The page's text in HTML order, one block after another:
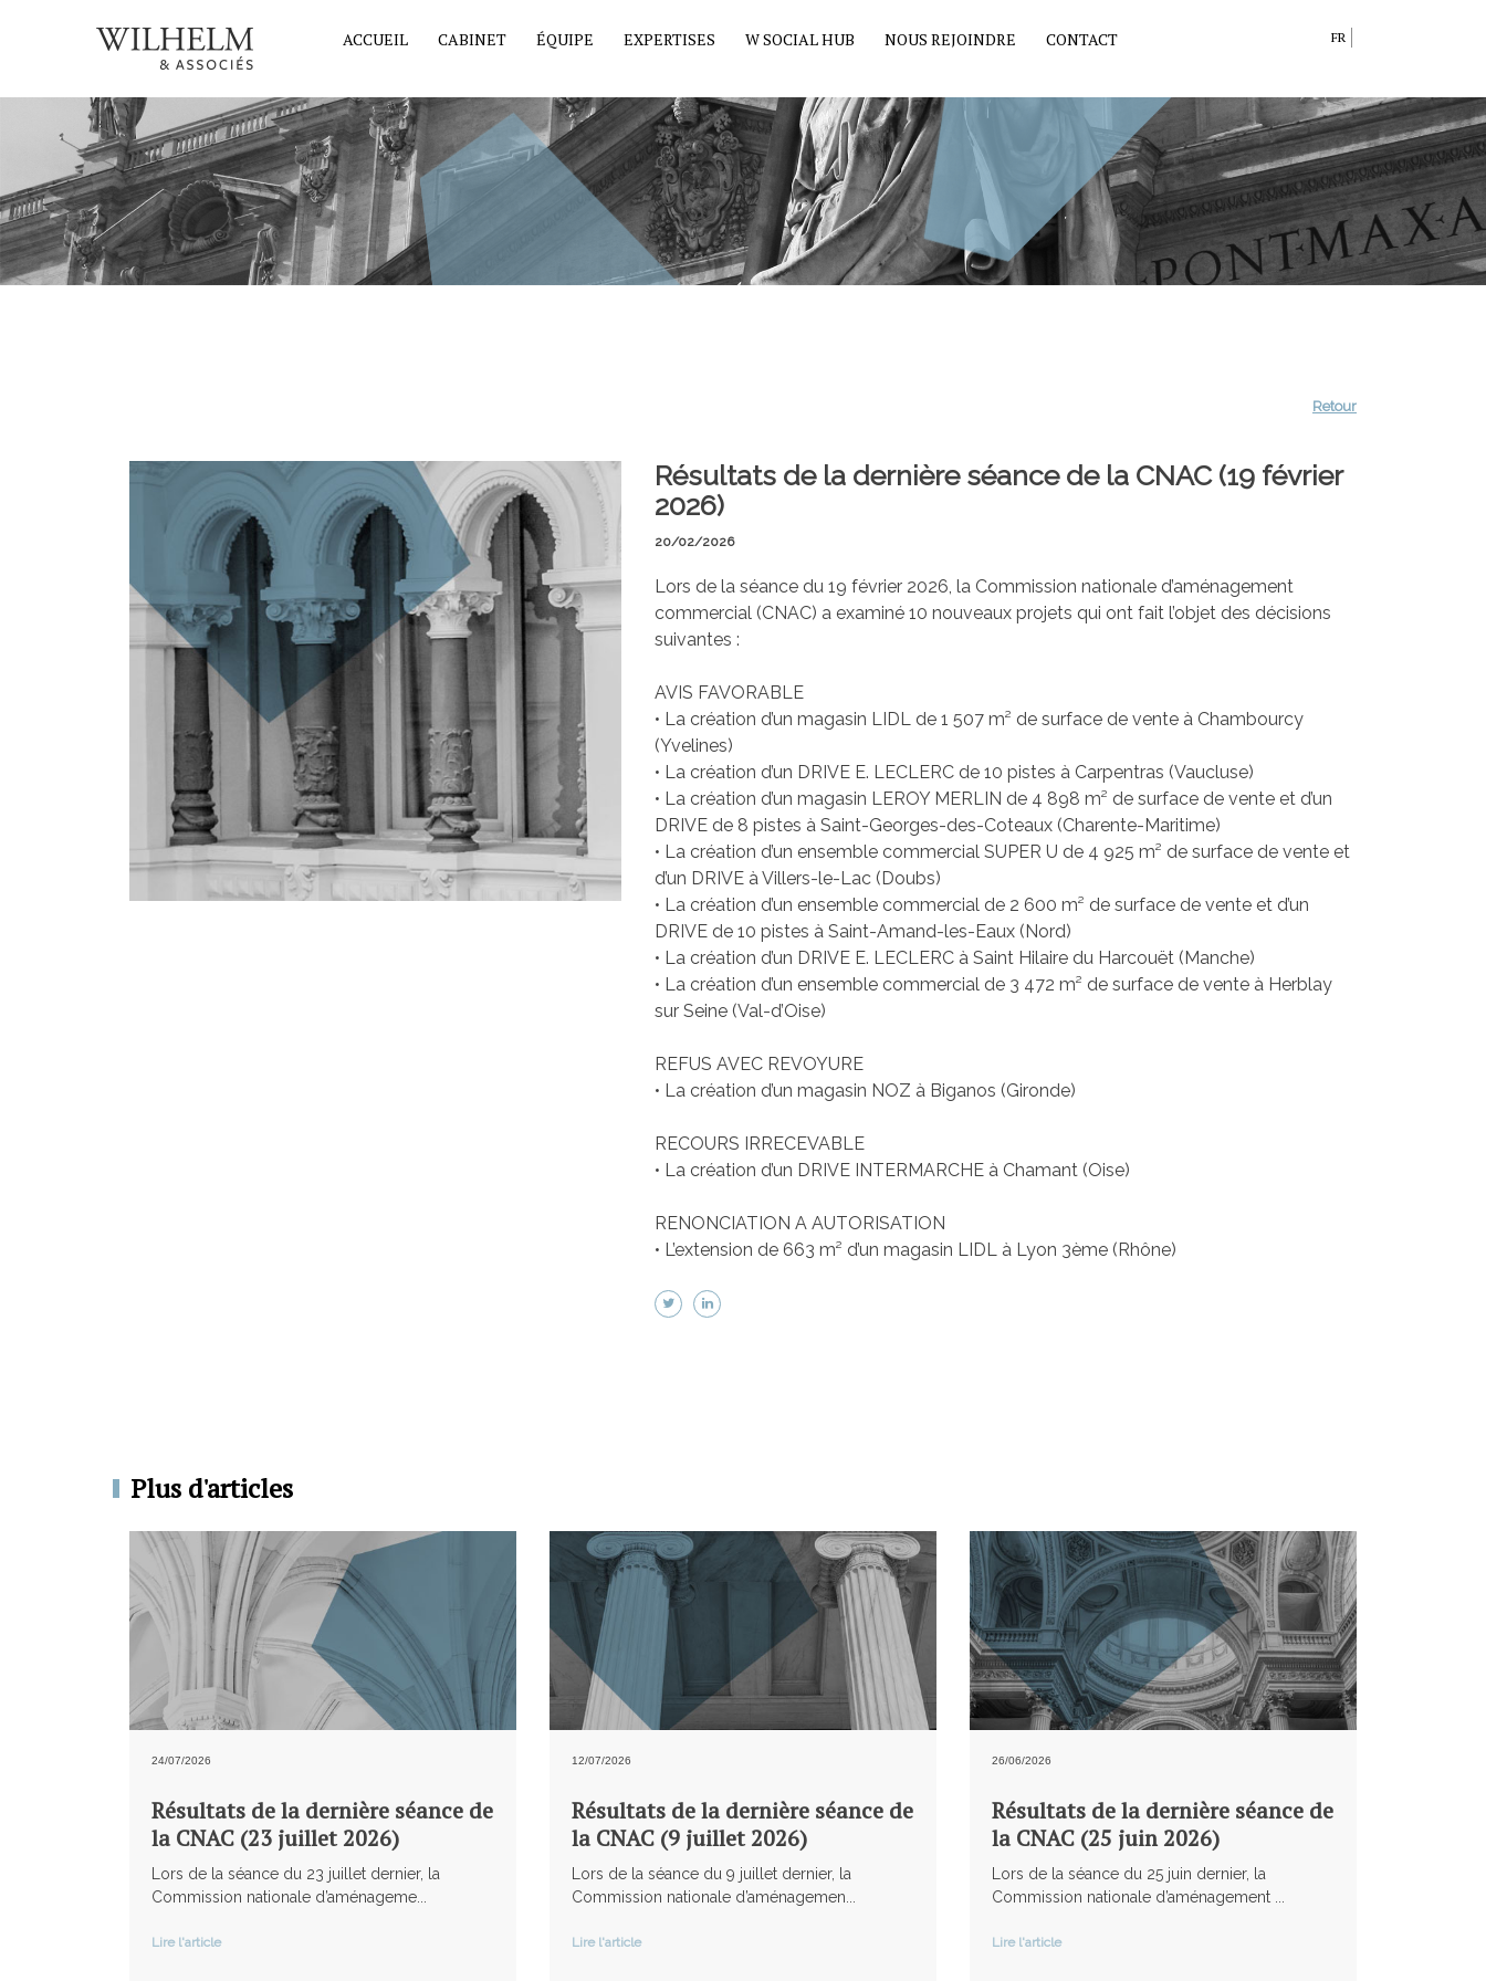
ACCUEIL CABINET ÉQUIPE EXPERTISES W SOCIAL HUB NOUS REJOINDRE CONTACT FR
Retour
Résultats de la dernière séance de la CNAC (19 février
2026)
20/02/2026
Lors de la séance du 19 février 2026, la Commission nationale d’aménagement
commercial (CNAC) a examiné 10 nouveaux projets qui ont fait l’objet des décisions
suivantes :
AVIS FAVORABLE
• La création d’un magasin LIDL de 1 507 m² de surface de vente à Chambourcy
(Yvelines)
• La création d’un DRIVE E. LECLERC de 10 pistes à Carpentras (Vaucluse)
• La création d’un magasin LEROY MERLIN de 4 898 m² de surface de vente et d’un
DRIVE de 8 pistes à Saint-Georges-des-Coteaux (Charente-Maritime)
• La création d’un ensemble commercial SUPER U de 4 925 m² de surface de vente et
d’un DRIVE à Villers-le-Lac (Doubs)
• La création d’un ensemble commercial de 2 600 m² de surface de vente et d’un
DRIVE de 10 pistes à Saint-Amand-les-Eaux (Nord)
• La création d’un DRIVE E. LECLERC à Saint Hilaire du Harcouët (Manche)
• La création d’un ensemble commercial de 3 472 m² de surface de vente à Herblay
sur Seine (Val-d’Oise)
REFUS AVEC REVOYURE
• La création d’un magasin NOZ à Biganos (Gironde)
RECOURS IRRECEVABLE
• La création d’un DRIVE INTERMARCHE à Chamant (Oise)
RENONCIATION A AUTORISATION
• L’extension de 663 m² d’un magasin LIDL à Lyon 3ème (Rhône)
Plus d'articles
24/07/2026
Résultats de la dernière séance de
la CNAC (23 juillet 2026)
Lors de la séance du 23 juillet dernier, la
Commission nationale d’aménageme...
Lire l'article
12/07/2026
Résultats de la dernière séance de
la CNAC (9 juillet 2026)
Lors de la séance du 9 juillet dernier, la
Commission nationale d’aménagemen...
Lire l'article
26/06/2026
Résultats de la dernière séance de
la CNAC (25 juin 2026)
Lors de la séance du 25 juin dernier, la
Commission nationale d’aménagement ...
Lire l'article